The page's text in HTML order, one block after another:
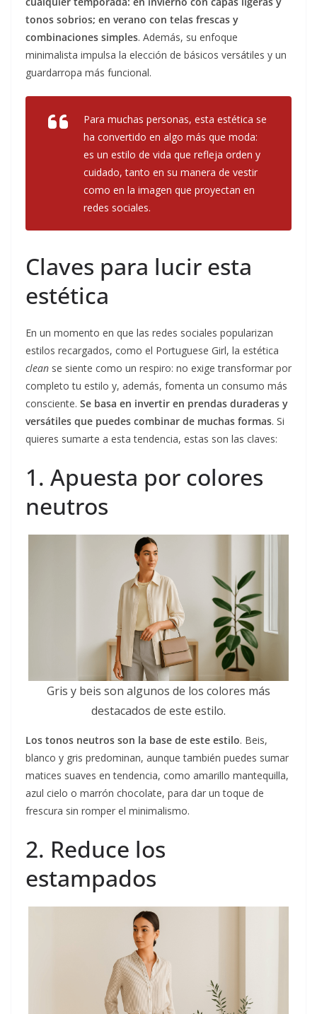
tonos sobrios; en verano con telas frescas y
combinaciones simples. Además, su enfoque
minimalista impulsa la elección de básicos versátiles y un
guardarropa más funcional.
Para muchas personas, esta estética se
ha convertido en algo más que moda:
es un estilo de vida que refleja orden y
cuidado, tanto en su manera de vestir
como en la imagen que proyectan en
redes sociales.
Claves para lucir esta
estética
En un momento en que las redes sociales popularizan
estilos recargados, como el Portuguese Girl, la estética
clean se siente como un respiro: no exige transformar por
completo tu estilo y, además, fomenta un consumo más
consciente. Se basa en invertir en prendas duraderas y
versátiles que puedes combinar de muchas formas. Si
quieres sumarte a esta tendencia, estas son las claves:
1. Apuesta por colores
neutros
Gris y beis son algunos de los colores más
destacados de este estilo.
Los tonos neutros son la base de este estilo. Beis,
blanco y gris predominan, aunque también puedes sumar
matices suaves en tendencia, como amarillo mantequilla,
azul cielo o marrón chocolate, para dar un toque de
frescura sin romper el minimalismo.
2. Reduce los
estampados